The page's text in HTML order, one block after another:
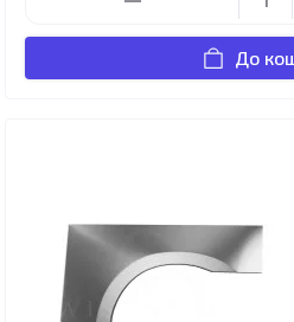
До